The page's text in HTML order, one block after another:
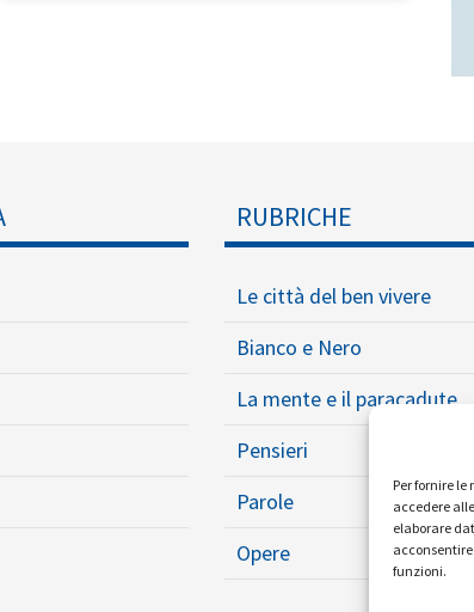
Per fornire
accedere
elaborare
funzioni.
RUBRICHE
Le città del ben vivere
Bianco e Nero
La mente e il paracadute
Pensieri
Parole
Opere